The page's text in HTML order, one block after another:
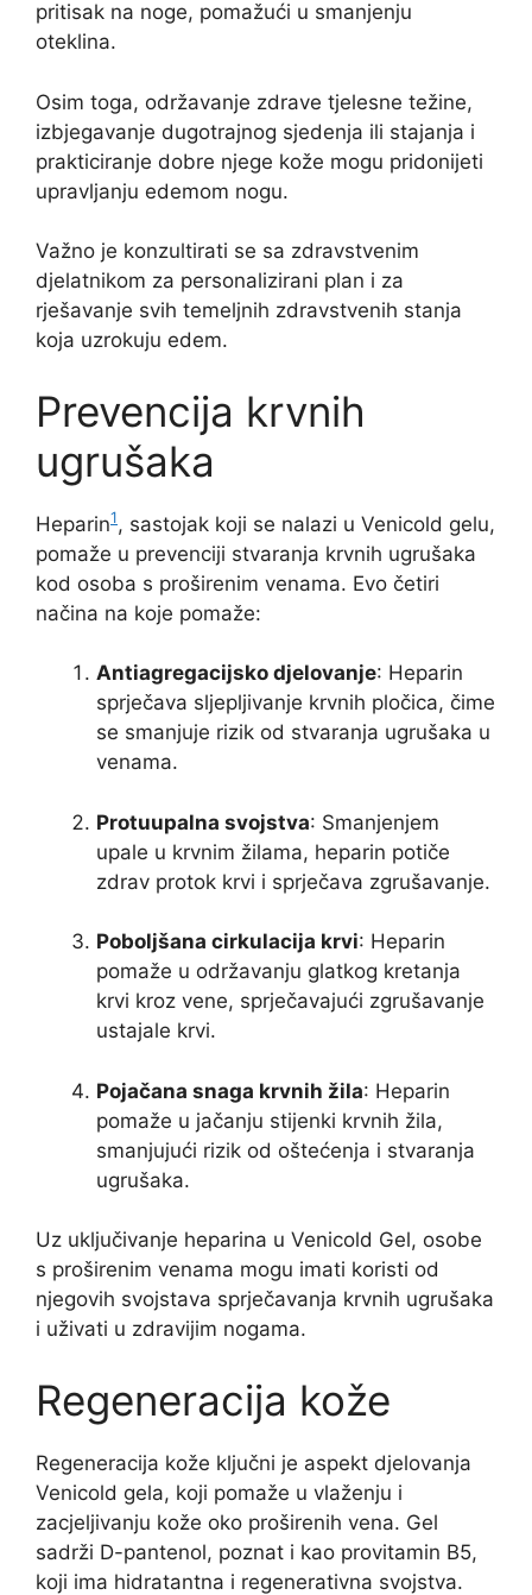
pritisak na noge, pomažući u smanjenju
oteklina.
Osim toga, održavanje zdrave tjelesne težine,
izbjegavanje dugotrajnog sjedenja ili stajanja i
prakticiranje dobre njege kože mogu pridonijeti
upravljanju edemom nogu.
Važno je konzultirati se sa zdravstvenim
djelatnikom za personalizirani plan i za
rješavanje svih temeljnih zdravstvenih stanja
koja uzrokuju edem.
Prevencija krvnih
ugrušaka
Heparin1, sastojak koji se nalazi u Venicold gelu,
pomaže u prevenciji stvaranja krvnih ugrušaka
kod osoba s proširenim venama. Evo četiri
načina na koje pomaže:
Antiagregacijsko djelovanje: Heparin
sprječava sljepljivanje krvnih pločica, čime
se smanjuje rizik od stvaranja ugrušaka u
venama.
Protuupalna svojstva: Smanjenjem
upale u krvnim žilama, heparin potiče
zdrav protok krvi i sprječava zgrušavanje.
Poboljšana cirkulacija krvi: Heparin
pomaže u održavanju glatkog kretanja
krvi kroz vene, sprječavajući zgrušavanje
ustajale krvi.
Pojačana snaga krvnih žila: Heparin
pomaže u jačanju stijenki krvnih žila,
smanjujući rizik od oštećenja i stvaranja
ugrušaka.
Uz uključivanje heparina u Venicold Gel, osobe
s proširenim venama mogu imati koristi od
njegovih svojstava sprječavanja krvnih ugrušaka
i uživati ​​u zdravijim nogama.
Regeneracija kože
Regeneracija kože ključni je aspekt djelovanja
Venicold gela, koji pomaže u vlaženju i
zacjeljivanju kože oko proširenih vena. Gel
sadrži D-pantenol, poznat i kao provitamin B5,
koji ima hidratantna i regenerativna svojstva.